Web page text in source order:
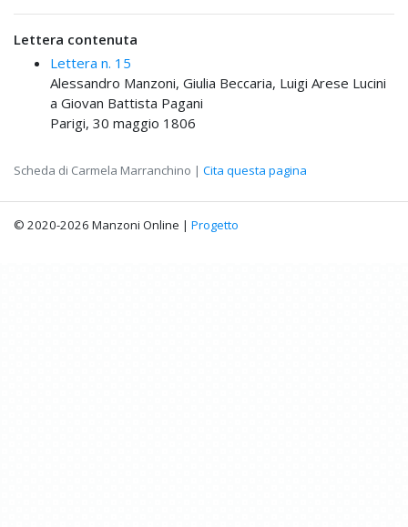
Lettera contenuta
Lettera n. 15
Alessandro Manzoni, Giulia Beccaria, Luigi Arese Lucini
a Giovan Battista Pagani
Parigi, 30 maggio 1806
Scheda di Carmela Marranchino | Cita questa pagina
© 2020-2026 Manzoni Online | Progetto